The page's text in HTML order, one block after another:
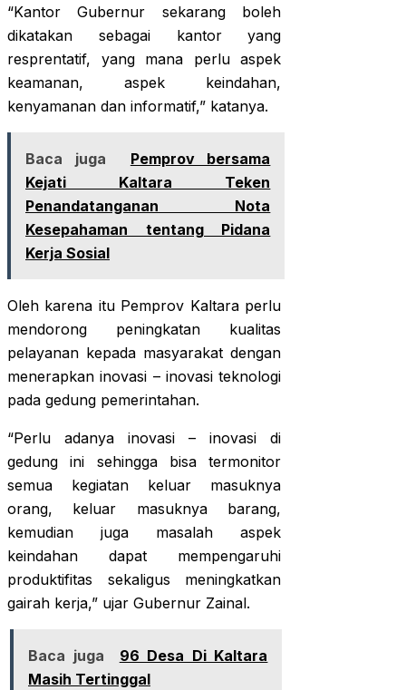
“Kantor Gubernur sekarang boleh
dikatakan sebagai kantor yang
resprentatif, yang mana perlu aspek
keamanan, aspek keindahan,
kenyamanan dan informatif,” katanya.
Baca juga
Pemprov bersama
Kejati Kaltara Teken
Penandatanganan Nota
Kesepahaman tentang Pidana
Kerja Sosial
Oleh karena itu Pemprov Kaltara perlu
mendorong peningkatan kualitas
pelayanan kepada masyarakat dengan
menerapkan inovasi – inovasi teknologi
pada gedung pemerintahan.
“Perlu adanya inovasi – inovasi di
gedung ini sehingga bisa termonitor
semua kegiatan keluar masuknya
orang, keluar masuknya barang,
kemudian juga masalah aspek
keindahan dapat mempengaruhi
produktifitas sekaligus meningkatkan
gairah kerja,” ujar Gubernur Zainal.
Baca juga
96 Desa Di Kaltara
Masih Tertinggal